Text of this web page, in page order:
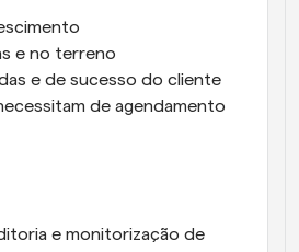
e no terreno
e de sucesso do cliente
de agendamento
e monitorização de